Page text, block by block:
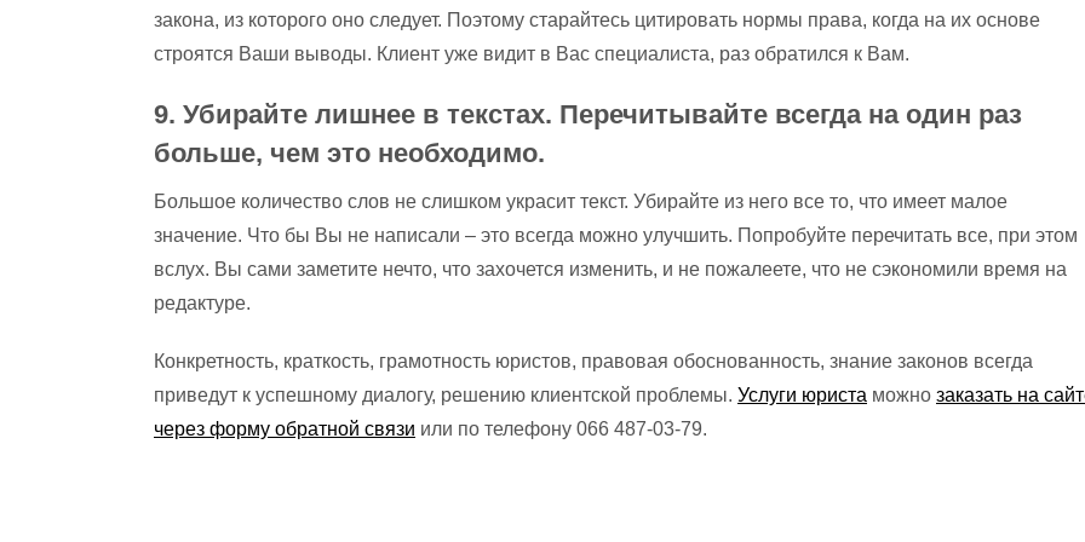
закона, из которого оно следует. Поэтому старайтесь цитировать нормы права, когда на их основе
строятся Ваши выводы. Клиент уже видит в Вас специалиста, раз обратился к Вам.
9. Убирайте лишнее в текстах. Перечитывайте всегда на один раз
больше, чем это необходимо.
Большое количество слов не слишком украсит текст. Убирайте из него все то, что имеет малое
значение. Что бы Вы не написали – это всегда можно улучшить. Попробуйте перечитать все, при этом
вслух. Вы сами заметите нечто, что захочется изменить, и не пожалеете, что не сэкономили время на
редактуре.
Конкретность, краткость, грамотность юристов, правовая обоснованность, знание законов всегда
приведут к успешному диалогу, решению клиентской проблемы. Услуги юриста можно заказать на
через форму обратной связи или по телефону 066 487-03-79.